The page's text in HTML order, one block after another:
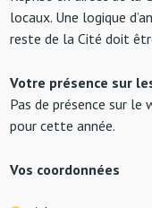
locaux. Une logique
reste de la Cité doit
Votre présence sur
Pas de présence sur le
pour cette année.
Vos coordonnées